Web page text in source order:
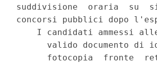
suddivisione  oraria  su
concorsi pubblici dopo
I candidati ammessi
valido documento di
fotocopia  fronte